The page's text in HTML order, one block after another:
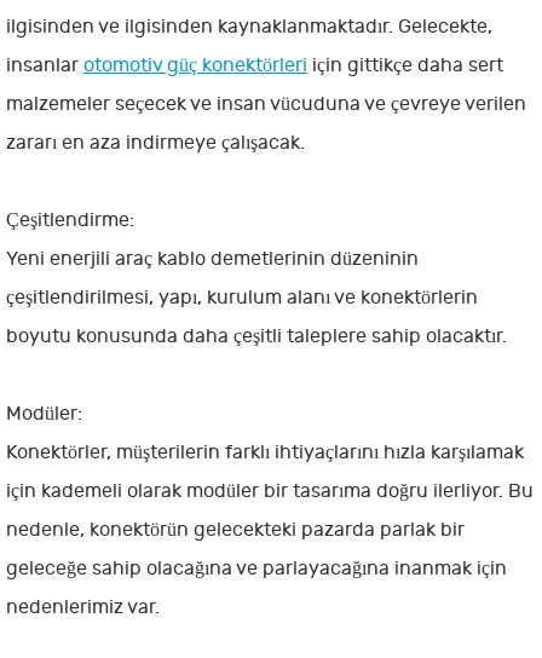
ilgisinden ve ilgisinden kaynaklanmaktadır. Gelecekte,
insanlar otomotiv güç konektörleri için gittikçe daha sert
malzemeler seçecek ve insan vücuduna ve çevreye verilen
zararı en aza indirmeye çalışacak.
Çeşitlendirme:
Yeni enerjili araç kablo demetlerinin düzeninin
çeşitlendirilmesi, yapı, kurulum alanı ve konektörlerin
boyutu konusunda daha çeşitli taleplere sahip olacaktır.
Modüler:
Konektörler, müşterilerin farklı ihtiyaçlarını hızla karşılamak
için kademeli olarak modüler bir tasarıma doğru ilerliyor. Bu
nedenle, konektörün gelecekteki pazarda parlak bir
geleceğe sahip olacağına ve parlayacağına inanmak için
nedenlerimiz var.